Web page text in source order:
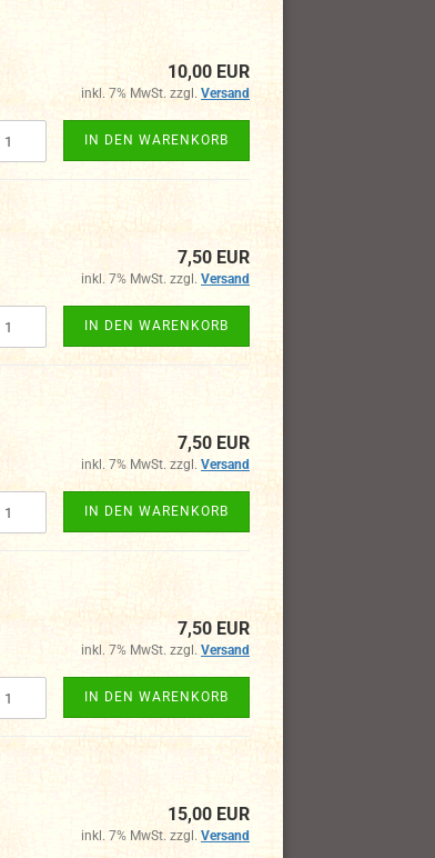
10,00 EUR
inkl. 7% MwSt. zzgl. Versand
IN DEN WARENKORB
7,50 EUR
inkl. 7% MwSt. zzgl. Versand
IN DEN WARENKORB
7,50 EUR
inkl. 7% MwSt. zzgl. Versand
IN DEN WARENKORB
7,50 EUR
inkl. 7% MwSt. zzgl. Versand
IN DEN WARENKORB
15,00 EUR
inkl. 7% MwSt. zzgl. Versand